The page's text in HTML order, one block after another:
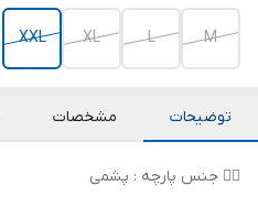
M
L
XL
XXL
توضیحات مشخصات
👌🏻 جنس پارچه : پشمی